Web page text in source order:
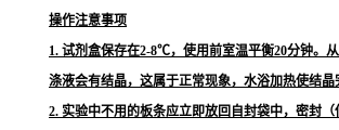
操作注意事项
1. 试剂盒保存在2-8℃，使用前室温平衡20分钟。
涤液会有结晶，这属于正常现象，水浴加热使结晶
2. 实验中不用的板条应立即放回自封袋中，密封（